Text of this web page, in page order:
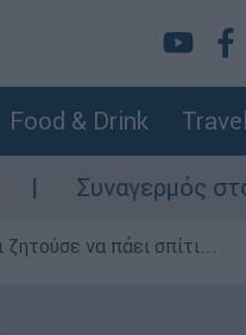
Food & Drink Travel
στον Λυκαβηττό:
να πάει σπίτι...